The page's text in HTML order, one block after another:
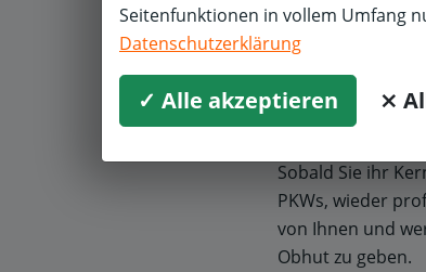
Was soll ich
bei Ihnen
aufsuchen. Und
mit allen meinen
Sobald Sie ihr
PKWs, wieder
von Ihnen und
Obhut zu geben.
Seitenfunktionen in vollem Umfang
Datenschutzerklärung
✓ Alle akzeptieren ⨯